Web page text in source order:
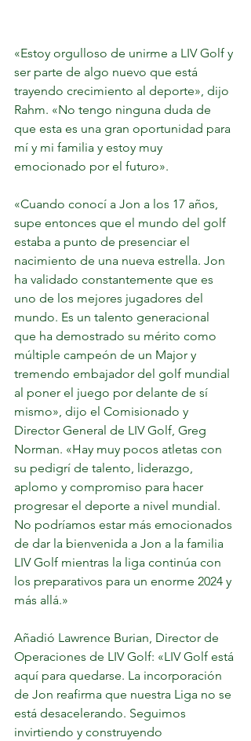
«Estoy orgulloso de unirme a LIV Golf y
ser parte de algo nuevo que está
trayendo crecimiento al deporte», dijo
Rahm. «No tengo ninguna duda de
que esta es una gran oportunidad para
mí y mi familia y estoy muy
emocionado por el futuro».
«Cuando conocí a Jon a los 17 años,
supe entonces que el mundo del golf
estaba a punto de presenciar el
nacimiento de una nueva estrella. Jon
ha validado constantemente que es
uno de los mejores jugadores del
mundo. Es un talento generacional
que ha demostrado su mérito como
múltiple campeón de un Major y
tremendo embajador del golf mundial
al poner el juego por delante de sí
mismo», dijo el Comisionado y
Director General de LIV Golf, Greg
Norman. «Hay muy pocos atletas con
su pedigrí de talento, liderazgo,
aplomo y compromiso para hacer
progresar el deporte a nivel mundial.
No podríamos estar más emocionados
de dar la bienvenida a Jon a la familia
LIV Golf mientras la liga continúa con
los preparativos para un enorme 2024 y
más allá.»
Añadió Lawrence Burian, Director de
Operaciones de LIV Golf: «LIV Golf está
aquí para quedarse. La incorporación
de Jon reafirma que nuestra Liga no se
está desacelerando. Seguimos
invirtiendo y construyendo